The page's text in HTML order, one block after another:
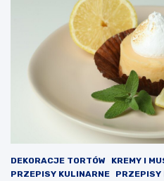
DEKORACJE TORTÓW KREMY I
PRZEPISY KULINARNE
PRZEPISY